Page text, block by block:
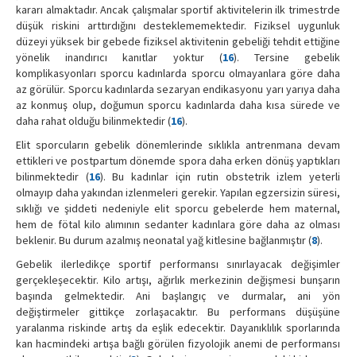
kararı almaktadır. Ancak çalışmalar sportif aktivitelerin ilk trimestrde
düşük riskini arttırdığını desteklememektedir. Fiziksel uygunluk
düzeyi yüksek bir gebede fiziksel aktivitenin gebeliği tehdit ettiğine
yönelik inandırıcı kanıtlar yoktur (16). Tersine gebelik
komplikasyonları sporcu kadınlarda sporcu olmayanlara göre daha
az görülür. Sporcu kadınlarda sezaryan endikasyonu yarı yarıya daha
az konmuş olup, doğumun sporcu kadınlarda daha kısa sürede ve
daha rahat olduğu bilinmektedir (16).
Elit sporcuların gebelik dönemlerinde sıklıkla antrenmana devam
ettikleri ve postpartum dönemde spora daha erken dönüş yaptıkları
bilinmektedir (16). Bu kadınlar için rutin obstetrik izlem yeterli
olmayıp daha yakından izlenmeleri gerekir. Yapılan egzersizin süresi,
sıklığı ve şiddeti nedeniyle elit sporcu gebelerde hem maternal,
hem de fötal kilo alımının sedanter kadınlara göre daha az olması
beklenir. Bu durum azalmış neonatal yağ kitlesine bağlanmıştır (8).
Gebelik ilerledikçe sportif performansı sınırlayacak değişimler
gerçekleşecektir. Kilo artışı, ağırlık merkezinin değişmesi bunşarın
başında gelmektedir. Ani başlangıç ve durmalar, ani yön
değiştirmeler gittikçe zorlaşacaktır. Bu performans düşüşüne
yaralanma riskinde artış da eşlik edecektir. Dayanıklılık sporlarında
kan hacmindeki artışa bağlı görülen fizyolojik anemi de performansı